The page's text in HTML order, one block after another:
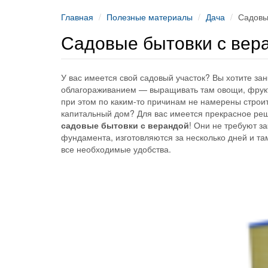
Главная Полезные материалы Дача
Садовые бытовки с
У вас имеется свой садовый участок? Вы хотите
облагораживанием — выращивать там овощи,
при этом по каким-то причинам не намерены
капитальный дом? Для вас имеется прекрасное
садовые бытовки с верандой! Они не требуют
фундамента, изготовляются за несколько дней и
все необходимые удобства.